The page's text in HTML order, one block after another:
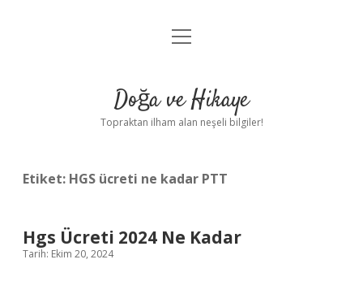
Anasayfa
Yasal Uyarı
menüyü
Doğa ve Hikaye
Topraktan ilham alan neşeli bilgiler!
Etiket: HGS ücreti ne kadar PTT
Hgs Ücreti 2024 Ne Kadar
Tarih: Ekim 20, 2024